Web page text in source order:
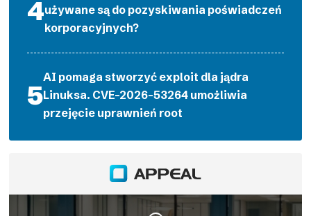
używane są do pozyskiwania poświadczeń
korporacyjnych?
AI pomaga stworzyć exploit dla jądra
Linuksa. CVE-2026-53264 umożliwia
przejęcie uprawnień root